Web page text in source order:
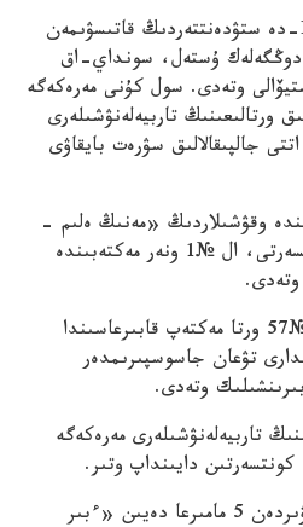
30 ساۋىردە Esil University-دە ستۋدەنتتەردىڭ قاتىسۋىمەن
دوڭگەلەك ۇستەل، سونداي-اق
وتەدى. سول كۇنى مەرەكەگە
ورتالىعىنىڭ تاربيەلەنۋشىلەرى
جالپىقالالىق سۋرەت بايقاۋى
وقۋشىلاردىڭ «مەنىڭ ەلىم –
قازاقستان» مەرەكەلىك كونتسەرتى، ال №1 ونەر مەكتەبىندە
وتەدى.
ءماشھۇر ءجۇسىپ اتىنداعى №57 ورتا مەكتەپ قابىرعاسىندا
2013-2014 جىلدارى تۋعان جاسوسپىرىمدەر
بىرىنشىلىك وتەدى.
تاربيەلەنۋشىلەرى مەرەكەگە
دايىنداپ وتىر.
№2 ونەر مەكتەبىندە 30 ساۋىردەن 5 مامىرعا دەيىن «ءبىر